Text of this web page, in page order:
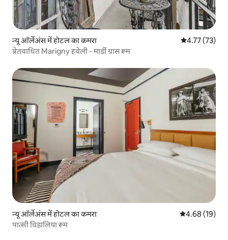
न्यू ऑर्लेअंस में होटल का कमरा औसत रेटिंग 5 में
4.77 (73)
प्रेतवाधित Marigny हवेली - मार्डी ग्रास रूम
न्यू ऑर्लेअंस में होटल का कमरा औसत रेटिंग 5 में
4.68 (19)
पात्सी विडालिया रूम